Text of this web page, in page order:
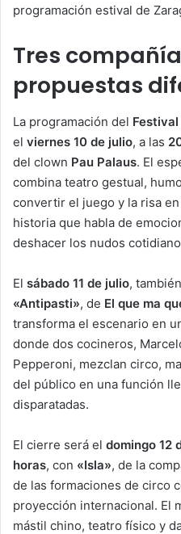
programación estival de
Tres
propuestas
La programación del
el viernes 10 de julio, a las
del clown Pau Palaus. El
combina teatro gestual,
convertir el juego y la risa
historia que habla de
deshacer los nudos
El sábado 11 de julio,
«Antipasti», de El que ma
transforma el escenario en
donde dos cocineros,
Pepperoni, mezclan circo,
del público en una función
disparatadas.
El cierre será el domingo 12
horas, con «Isla», de la
de las formaciones de circo
proyección internacional. El
mástil chino, teatro físico y